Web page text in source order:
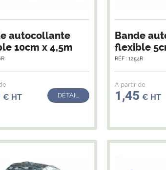
autocollante
10cm x 4,5m
€ HT DÉTAIL
Bande
flexible
RÉF : 1254R
A partir de
1,45 € HT